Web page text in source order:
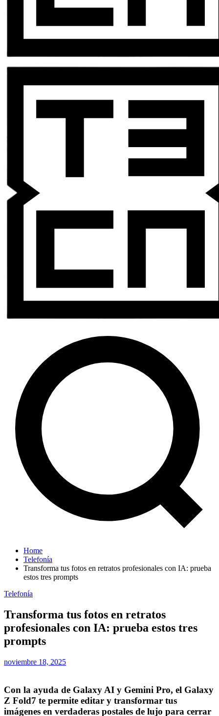
Home
Telefonía
Transforma tus fotos en retratos profesionales con IA: prueba
estos tres prompts
Telefonía
Transforma tus fotos en retratos
profesionales con IA: prueba estos tres
prompts
noviembre 18, 2025
Con la ayuda de Galaxy AI y Gemini Pro, el Galaxy
Z Fold7 te permite editar y transformar tus
imágenes en verdaderas postales de lujo para cerrar